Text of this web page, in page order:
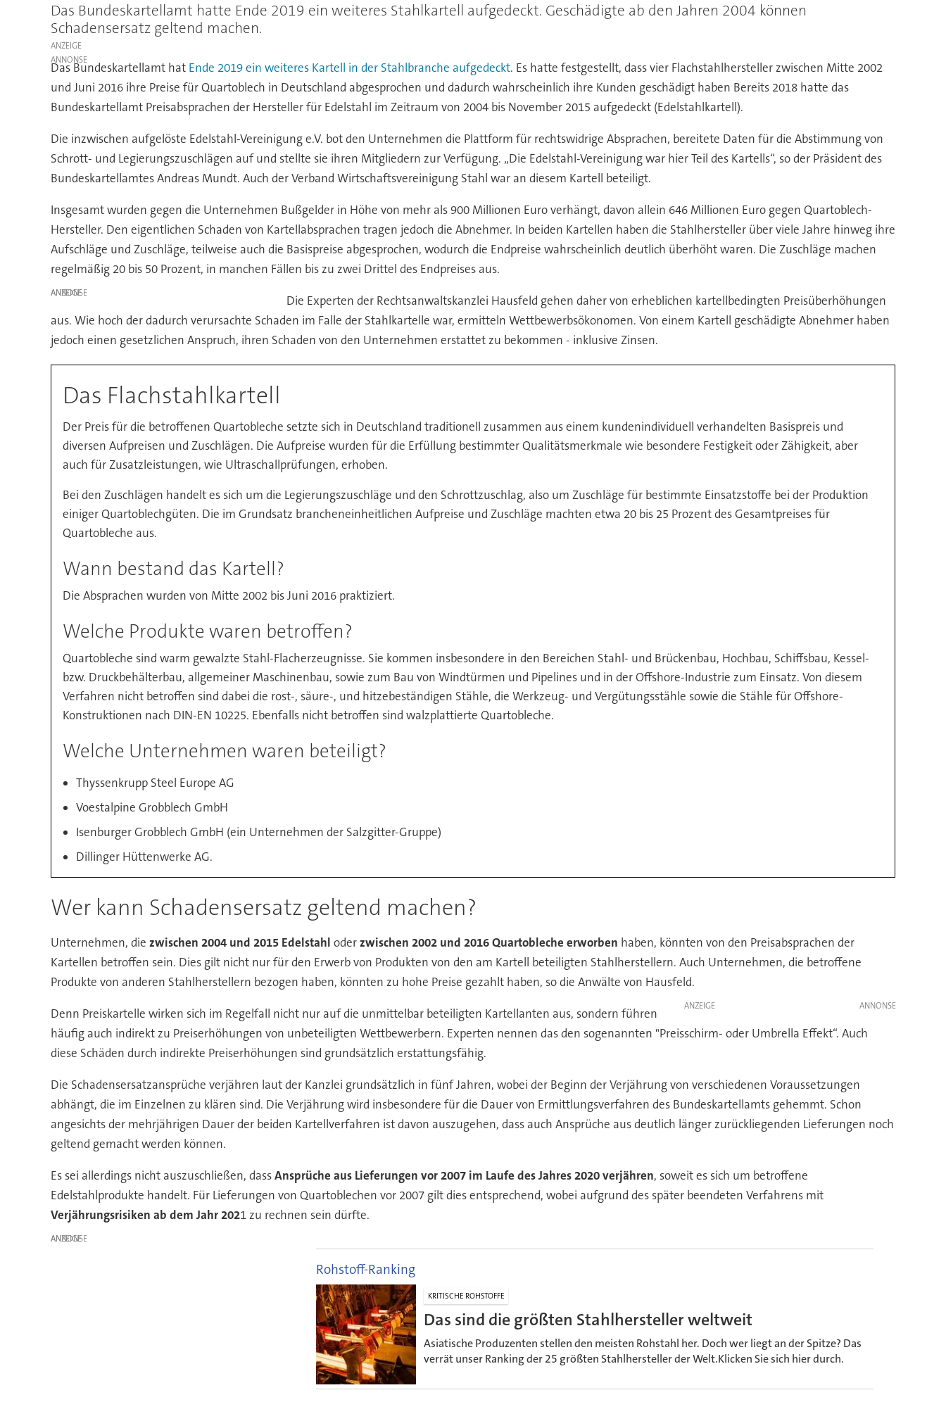
Das Bundeskartellamt hatte Ende 2019 ein weiteres Stahlkartell aufgedeckt. Geschädigte ab den Jahren 2004 können
Schadensersatz geltend machen.
ANZEIGE
Das Bundeskartellamt hat Ende 2019 ein weiteres Kartell in der Stahlbranche aufgedeckt. Es hatte festgestellt, dass vier Flachstahlhersteller zwischen Mitte 2002
und Juni 2016 ihre Preise für Quartoblech in Deutschland abgesprochen und dadurch wahrscheinlich ihre Kunden geschädigt haben Bereits 2018 hatte das
Bundeskartellamt Preisabsprachen der Hersteller für Edelstahl im Zeitraum von 2004 bis November 2015 aufgedeckt (Edelstahlkartell).
Die inzwischen aufgelöste Edelstahl-Vereinigung e.V. bot den Unternehmen die Plattform für rechtswidrige Absprachen, bereitete Daten für die Abstimmung von
Schrott- und Legierungszuschlägen auf und stellte sie ihren Mitgliedern zur Verfügung. „Die Edelstahl-Vereinigung war hier Teil des Kartells“, so der Präsident des
Bundeskartellamtes Andreas Mundt. Auch der Verband Wirtschaftsvereinigung Stahl war an diesem Kartell beteiligt.
Insgesamt wurden gegen die Unternehmen Bußgelder in Höhe von mehr als 900 Millionen Euro verhängt, davon allein 646 Millionen Euro gegen Quartoblech-
Hersteller. Den eigentlichen Schaden von Kartellabsprachen tragen jedoch die Abnehmer. In beiden Kartellen haben die Stahlhersteller über viele Jahre hinweg ihre
Aufschläge und Zuschläge, teilweise auch die Basispreise abgesprochen, wodurch die Endpreise wahrscheinlich deutlich überhöht waren. Die Zuschläge machen
regelmäßig 20 bis 50 Prozent, in manchen Fällen bis zu zwei Drittel des Endpreises aus.
ANZEIGE
Die Experten der Rechtsanwaltskanzlei Hausfeld gehen daher von erheblichen kartellbedingten Preisüberhöhungen
aus. Wie hoch der dadurch verursachte Schaden im Falle der Stahlkartelle war, ermitteln Wettbewerbsökonomen. Von einem Kartell geschädigte Abnehmer haben
jedoch einen gesetzlichen Anspruch, ihren Schaden von den Unternehmen erstattet zu bekommen - inklusive Zinsen.
Das Flachstahlkartell
Der Preis für die betroffenen Quartobleche setzte sich in Deutschland traditionell zusammen aus einem kundenindividuell verhandelten Basispreis und
diversen Aufpreisen und Zuschlägen. Die Aufpreise wurden für die Erfüllung bestimmter Qualitätsmerkmale wie besondere Festigkeit oder Zähigkeit, aber
auch für Zusatzleistungen, wie Ultraschallprüfungen, erhoben.
Bei den Zuschlägen handelt es sich um die Legierungszuschläge und den Schrottzuschlag, also um Zuschläge für bestimmte Einsatzstoffe bei der Produktion
einiger Quartoblechgüten. Die im Grundsatz brancheneinheitlichen Aufpreise und Zuschläge machten etwa 20 bis 25 Prozent des Gesamtpreises für
Quartobleche aus.
Wann bestand das Kartell?
Die Absprachen wurden von Mitte 2002 bis Juni 2016 praktiziert.
Welche Produkte waren betroffen?
Quartobleche sind warm gewalzte Stahl-Flacherzeugnisse. Sie kommen insbesondere in den Bereichen Stahl- und Brückenbau, Hochbau, Schiffsbau, Kessel-
bzw. Druckbehälterbau, allgemeiner Maschinenbau, sowie zum Bau von Windtürmen und Pipelines und in der Offshore-Industrie zum Einsatz. Von diesem
Verfahren nicht betroffen sind dabei die rost-, säure-, und hitzebeständigen Stähle, die Werkzeug- und Vergütungsstähle sowie die Stähle für Offshore-
Konstruktionen nach DIN-EN 10225. Ebenfalls nicht betroffen sind walzplattierte Quartobleche.
Welche Unternehmen waren beteiligt?
Thyssenkrupp Steel Europe AG
Voestalpine Grobblech GmbH
Isenburger Grobblech GmbH (ein Unternehmen der Salzgitter-Gruppe)
Dillinger Hüttenwerke AG.
Wer kann Schadensersatz geltend machen?
Unternehmen, die zwischen 2004 und 2015 Edelstahl oderzwischen 2002 und 2016 Quartobleche erworben haben, könnten von den Preisabsprachen der
Kartellen betroffen sein. Dies gilt nicht nur für den Erwerb von Produkten von den am Kartell beteiligten Stahlherstellern. Auch Unternehmen, die betroffene
Produkte von anderen Stahlherstellern bezogen haben, könnten zu hohe Preise gezahlt haben, so die Anwälte von Hausfeld.
ANZEIGE
Denn Preiskartelle wirken sich im Regelfall nicht nur auf die unmittelbar beteiligten Kartellanten aus, sondern führen
häufig auch indirekt zu Preiserhöhungen von unbeteiligten Wettbewerbern. Experten nennen das den sogenannten "Preisschirm- oder Umbrella Effekt“. Auch
diese Schäden durch indirekte Preiserhöhungen sind grundsätzlich erstattungsfähig.
Die Schadensersatzansprüche verjähren laut der Kanzlei grundsätzlich in fünf Jahren, wobei der Beginn der Verjährung von verschiedenen Voraussetzungen
abhängt, die im Einzelnen zu klären sind. Die Verjährung wird insbesondere für die Dauer von Ermittlungsverfahren des Bundeskartellamts gehemmt. Schon
angesichts der mehrjährigen Dauer der beiden Kartellverfahren ist davon auszugehen, dass auch Ansprüche aus deutlich länger zurückliegenden Lieferungen noch
geltend gemacht werden können.
Es sei allerdings nicht auszuschließen, dassAnsprüche aus Lieferungen vor 2007 im Laufe des Jahres 2020 verjähren, soweit es sich um betroffene
Edelstahlprodukte handelt. Für Lieferungen von Quartoblechen vor 2007 gilt dies entsprechend, wobei aufgrund des später beendeten Verfahrens mit
Verjährungsrisiken ab dem Jahr 2021 zu rechnen sein dürfte.
ANZEIGE
Rohstoff-Ranking
KRITISCHE ROHSTOFFE
Das sind die größten Stahlhersteller weltweit
Asiatische Produzenten stellen den meisten Rohstahl her. Doch wer liegt an der Spitze? Das
verrät unser Ranking der 25 größten Stahlhersteller der Welt.Klicken Sie sich hier durch.